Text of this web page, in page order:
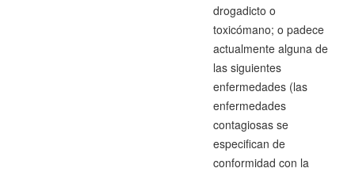
drogadicto o
toxicómano; o padece
actualmente alguna de
las siguientes
enfermedades (las
enfermedades
contagiosas se
especifican de
conformidad con la